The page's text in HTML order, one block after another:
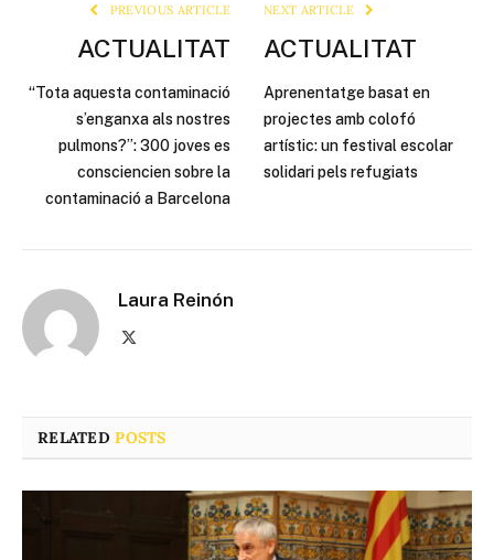
PREVIOUS ARTICLE
ACTUALITAT
“Tota aquesta contaminació
s’enganxa als nostres
pulmons?”: 300 joves es
consciencien sobre la
contaminació a Barcelona
NEXT ARTICLE
ACTUALITAT
Aprenentatge basat en
projectes amb colofó
artístic: un festival escolar
solidari pels refugiats
Laura Reinón
RELATEDPOSTS